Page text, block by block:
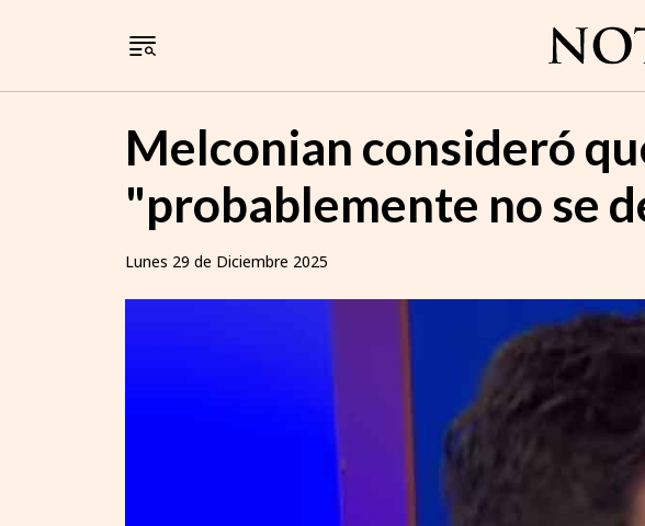
Melconian consideró
"probablemente no se
Lunes 29 de Diciembre 2025